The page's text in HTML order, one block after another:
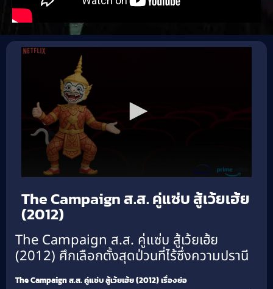
The Campaign ส.ส. คู่แซ่บ สู้เว้ยเฮ้ย
(2012)
The Campaign ส.ส. คู่แซ่บ สู้เว้ยเฮ้ย
(2012) ศึกเลือกตั้งสุดป่วนที่ไร้ซึ่งความปรานี
The Campaign ส.ส. คู่แซ่บ สู้เว้ยเฮ้ย (2012) เรื่องย่อ